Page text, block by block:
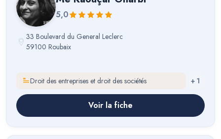
5,0
33 Boulevard du General Leclerc
59100 Roubaix
Droit des entreprises et droit des sociétés + 1
Voir la fiche